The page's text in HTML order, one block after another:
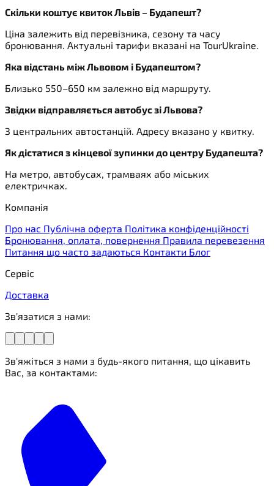
Скільки коштує квиток Львів – Будапешт?
Ціна залежить від перевізника, сезону та часу
бронювання. Актуальні тарифи вказані на TourUkraine.
Яка відстань між Львовом і Будапештом?
Близько 550–650 км залежно від маршруту.
Звідки відправляється автобус зі Львова?
З центральних автостанцій. Адресу вказано у квитку.
Як дістатися з кінцевої зупинки до центру Будапешта?
На метро, автобусах, трамваях або міських
електричках.
Компанія
Про нас Публічна оферта Політика конфіденційності
Бронювання, оплата, повернення Правила перевезення
Питання що часто задаються Контакти Блог
Сервіс
Доставка
Зв'язатися з нами:
Зв'яжіться з нами з будь-якого питання, що цікавить
Вас, за контактами: